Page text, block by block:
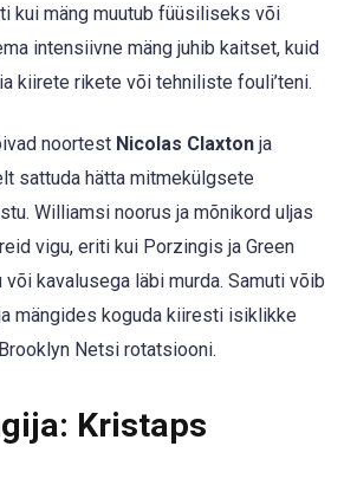
kui mäng muutub füüsiliseks või
intensiivne mäng juhib kaitset, kuid
kiirete rikete või tehniliste fouli’teni.
noortest Nicolas Claxton ja
sattuda hätta mitmekülgsete
Williamsi noorus ja mõnikord uljas
vigu, eriti kui Porzingis ja Green
kavalusega läbi murda. Samuti võib
mängides koguda kiiresti isiklikke
Netsi rotatsiooni.
Kristaps